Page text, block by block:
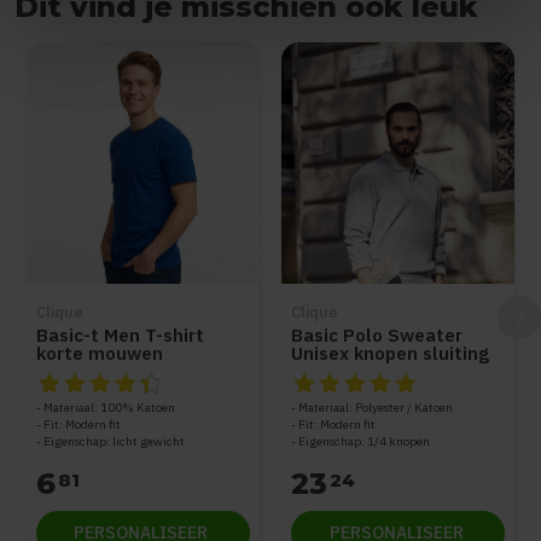
Basic-t Men T-shirt
korte mouwen
De beoordeling van dit product is 4.5 van de 5
Materiaal: 100% Katoen
Fit: Modern fit
Eigenschap: licht gewicht
681
PERSONALISEER
Basic Polo Sweater
Unisex knopen sluiting
De beoordeling van dit
Materiaal: Polyester / Katoen
Fit: Modern fit
Eigenschap: 1/4 knopen
23 24
PERSONALISEER